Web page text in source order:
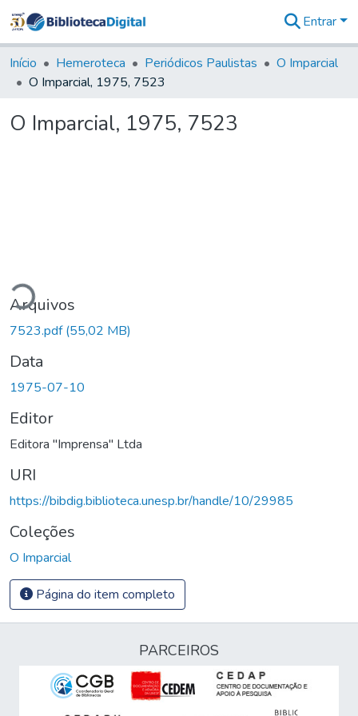
&
Coleções
Tudo na
Digital
Entrar
Início Hemeroteca Periódicos Paulistas
O Imparcial
O Imparcial, 1975, 7523
O Imparcial, 1975, 7523
Arquivos
7523.pdf(55,02 MB)
Data
1975-07-10
Editor
Editora "Imprensa" Ltda
URI
https://bibdig.biblioteca.unesp.br/handle/10/29985
Coleções
O Imparcial
Página do item completo
PARCEIROS